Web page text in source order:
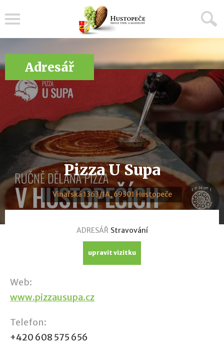
Adresář
Pizza U Supa
Vinařská 1363/1A, 69301 Hustopeče
ADRESÁŘ Stravování
upravit vizitku
Web:
www.pizzausupa.cz
Telefon:
+420 608 575 656